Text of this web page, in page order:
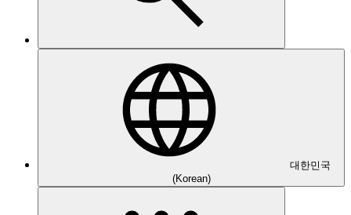
대한민국
(Korean)